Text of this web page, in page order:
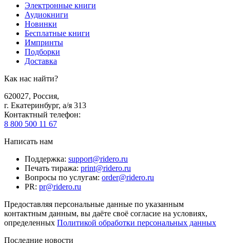
Электронные книги
Аудиокниги
Новинки
Бесплатные книги
Импринты
Подборки
Доставка
Как нас найти?
620027, Россия,
г. Екатеринбург, а/я 313
Контактный телефон:
8 800 500 11 67
Написать нам
Поддержка: support@ridero.ru
Печать тиража: print@ridero.ru
Вопросы по услугам: order@ridero.ru
PR: pr@ridero.ru
Предоставляя персональные данные по указанным
контактным данным, вы даёте своё согласие на условиях,
определенных Политикой обработки персональных данных
Последние новости